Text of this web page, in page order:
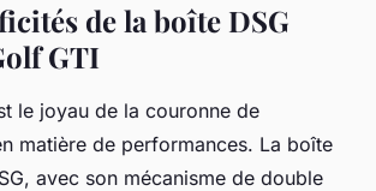
de la boîte DSG
GTI
le joyau de la couronne de
matière de performances. La boîte
avec son mécanisme de double